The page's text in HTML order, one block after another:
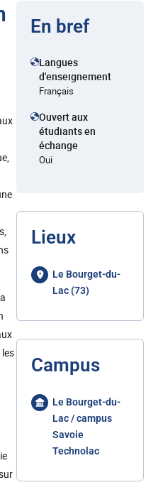
En bref
Langues
d'enseignement
Français
Ouvert aux
étudiants en
échange
Oui
Lieux
Le Bourget-du-
Lac (73)
Campus
Le Bourget-du-
Lac / campus
Savoie
Technolac